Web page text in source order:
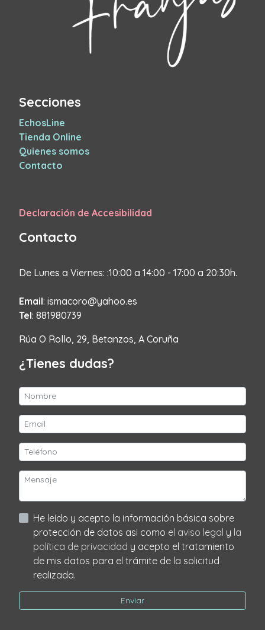
Secciones
EchosLine
Tienda Online
Quienes somos
Contacto
Declaración de Accesibilidad
Contacto
De Lunes a Viernes: :10:00 a 14:00 - 17:00 a 20:30h.
Email: ismacoro@yahoo.es
Tel: 881980739
Rúa O Rollo, 29, Betanzos, A Coruña
¿Tienes dudas?
He leído y acepto la información básica sobre
protección de datos asi como el aviso legal y la
política de privacidad y acepto el tratamiento
de mis datos para el trámite de la solicitud
realizada.
Enviar